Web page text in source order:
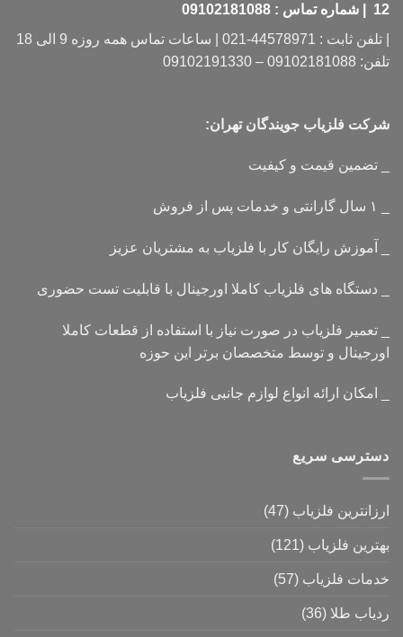
12 | شماره تماس : 09102181088
| تلفن ثابت : 44578971-021 | ساعات تماس همه روزه 9 الی 18
تلفن: 09102181088 – 09102191330
شرکت فلزیاب جویندگان تهران:
_ تضمین قیمت و کیفیت
_ آموزش رایگان کار با فلزیاب به مشتریان عزیز
_ دستگاه های فلزیاب کاملا اورجینال با قابلیت تست حضوری
_ تعمیر فلزیاب در صورت نیاز با استفاده از قطعات کاملا
اورجینال و توسط متخصصان برتر این حوزه
_ امکان ارائه انواع لوازم جانبی فلزیاب
دسترسی سریع
ارزانترین فلزیاب (47)
بهترین فلزیاب (121)
خدمات فلزیاب (57)
ردیاب طلا (36)